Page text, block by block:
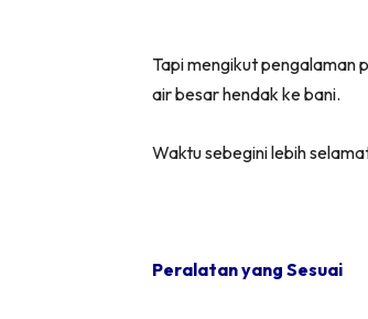
Tapi mengikut pengalaman
air besar hendak ke bani.
Waktu sebegini lebih
Peralatan yang Sesuai